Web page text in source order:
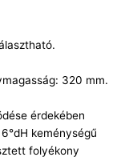
320 mm.
érdekében
keménységű
folyékony